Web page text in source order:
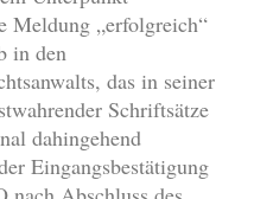
Meldung „erfolgreich“
in den
das in seiner
Schriftsätze
dahingehend
Eingangsbestätigung